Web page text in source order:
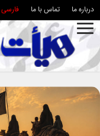
درباره ما تماس با ما فارسی